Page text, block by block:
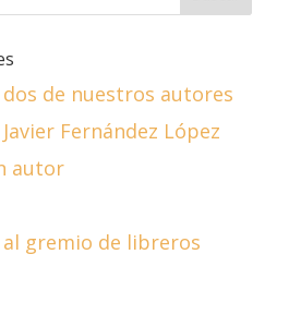
de nuestros autores
Fernández López
autor
gremio de libreros